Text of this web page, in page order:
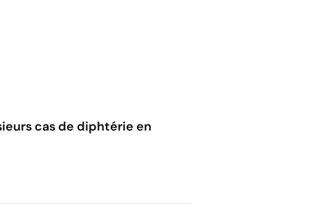
cas de diphtérie en